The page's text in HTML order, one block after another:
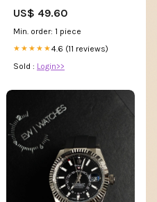
US$ 49.60
Min. order: 1 piece
★★★★★4.6 (11 reviews)
Sold : Login>>